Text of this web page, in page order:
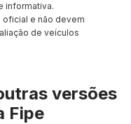
informativa.
e não devem
de veículos
versões
Fipe